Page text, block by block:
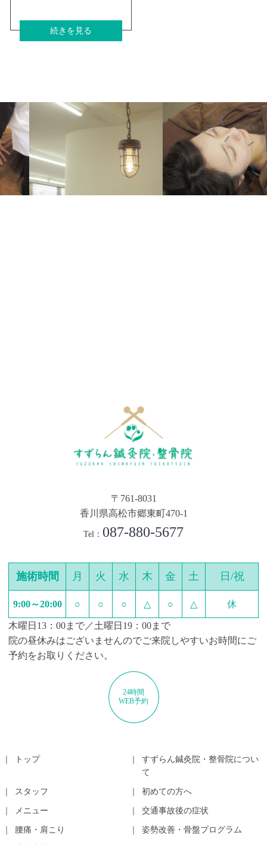
続きを見る
〒761-8031
香川県高松市郷東町470-1
Tel： 087-880-5677
施術時間 月 火 水 木 金 土 日/祝
9:00～20:00 ○ ○ ○ △ ○ △ 休
木曜日13：00まで／土曜日19：00まで
院の昼休みはございませんのでご来院しやすいお時間にご
予約をお取りください。
24時間
WEB予約
トップ
すずらん鍼灸院・整骨院につい
て
スタッフ 初めての方へ
メニュー 交通事故後の症状
腰痛・肩こり 姿勢改善・骨盤プログラム